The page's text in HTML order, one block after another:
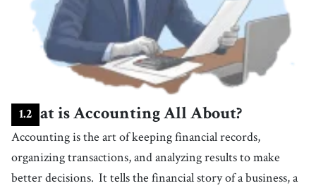
What is Accounting All About?
1.2
Accounting is the art of keeping financial records,
organizing transactions, and analyzing results to make
better decisions. It tells the financial story of a business, a